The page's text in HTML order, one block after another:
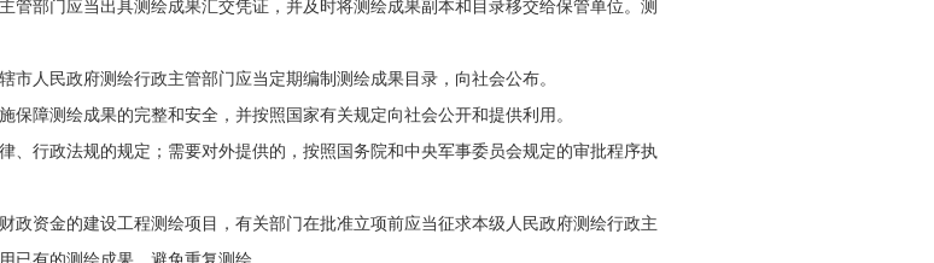
管部门应当出具测绘成果汇交凭证，并及时将测绘成果副本和目录移交给保管单位。测
市人民政府测绘行政主管部门应当定期编制测绘成果目录，向社会公布。
障测绘成果的完整和安全，并按照国家有关规定向社会公开和提供利用。
、行政法规的规定；需要对外提供的，按照国务院和中央军事委员会规定的审批程序执
资金的建设工程测绘项目，有关部门在批准立项前应当征求本级人民政府测绘行政主